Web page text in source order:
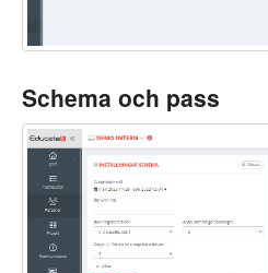
Schema och pass